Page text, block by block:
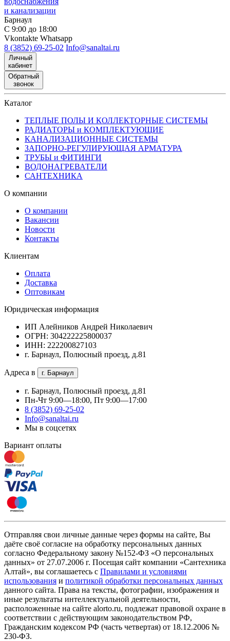
и канализации
Барнаул
С 9:00 до 18:00
Vkontakte Whatsapp
8 (3852) 69-25-02 Info@sanaltai.ru
Личный
кабинет
Обратный
звонок
Каталог
ТЕПЛЫЕ ПОЛЫ И КОЛЛЕКТОРНЫЕ СИСТЕМЫ
РАДИАТОРЫ и КОМПЛЕКТУЮЩИЕ
КАНАЛИЗАЦИОННЫЕ СИСТЕМЫ
ЗАПОРНО-РЕГУЛИРУЮЩАЯ АРМАТУРА
ТРУБЫ и ФИТИНГИ
ВОДОНАГРЕВАТЕЛИ
САНТЕХНИКА
О компании
О компании
Вакансии
Новости
Контакты
Клиентам
Оплата
Доставка
Оптовикам
Юридическая информация
ИП Алейников Андрей Николаевич
ОГРН: 304222225800037
ИНН: 222200827103
г. Барнаул, Полюсный проезд, д.81
Адреса в г. Барнаул
г. Барнаул, Полюсный проезд, д.81
Пн-Чт 9:00—18:00, Пт 9:00—17:00
8 (3852) 69-25-02
Info@sanaltai.ru
Мы в соцсетях
Вариант оплаты
Отправляя свои личные данные через формы на сайте, Вы
даёте своё согласие на обработку персональных данных
согласно Федеральному закону №152-ФЗ «О персональных
данных» от 27.07.2006 г. Посещая сайт компании «Cантехника
Алтай», вы соглашаетесь с Правилами и условиями
использования и политикой обработки персональных данных
данного сайта. Права на тексты, фотографии, изображения и
иные результаты интеллектуальной деятельности,
расположенные на сайте alorto.ru, подлежат правовой охране в
соответствии с действующим законодательством РФ,
Гражданским кодексом РФ (часть четвертая) от 18.12.2006 №
230-ФЗ.